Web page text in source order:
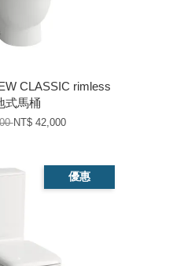
CLASSIC rimless
式馬桶
NT$ 42,000
優惠